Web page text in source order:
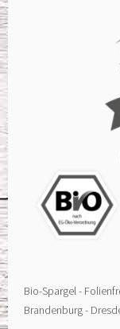
Bio-Spargel -
Brandenburg -